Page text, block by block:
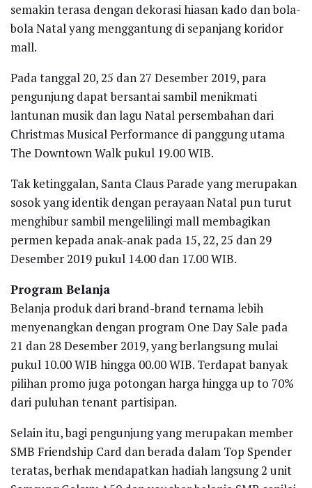
semakin terasa dengan dekorasi hiasan kado dan bola-
bola Natal yang menggantung di sepanjang koridor
mall.
Pada tanggal 20, 25 dan 27 Desember 2019, para
pengunjung dapat bersantai sambil menikmati
lantunan musik dan lagu Natal persembahan dari
Christmas Musical Performance di panggung utama
The Downtown Walk pukul 19.00 WIB.
Tak ketinggalan, Santa Claus Parade yang merupakan
sosok yang identik dengan perayaan Natal pun turut
menghibur sambil mengelilingi mall membagikan
permen kepada anak-anak pada 15, 22, 25 dan 29
Desember 2019 pukul 14.00 dan 17.00 WIB.
Program Belanja
Belanja produk dari brand-brand ternama lebih
menyenangkan dengan program One Day Sale pada
21 dan 28 Desember 2019, yang berlangsung mulai
pukul 10.00 WIB hingga 00.00 WIB. Terdapat banyak
pilihan promo juga potongan harga hingga up to 70%
dari puluhan tenant partisipan.
Selain itu, bagi pengunjung yang merupakan member
SMB Friendship Card dan berada dalam Top Spender
teratas, berhak mendapatkan hadiah langsung 2 unit